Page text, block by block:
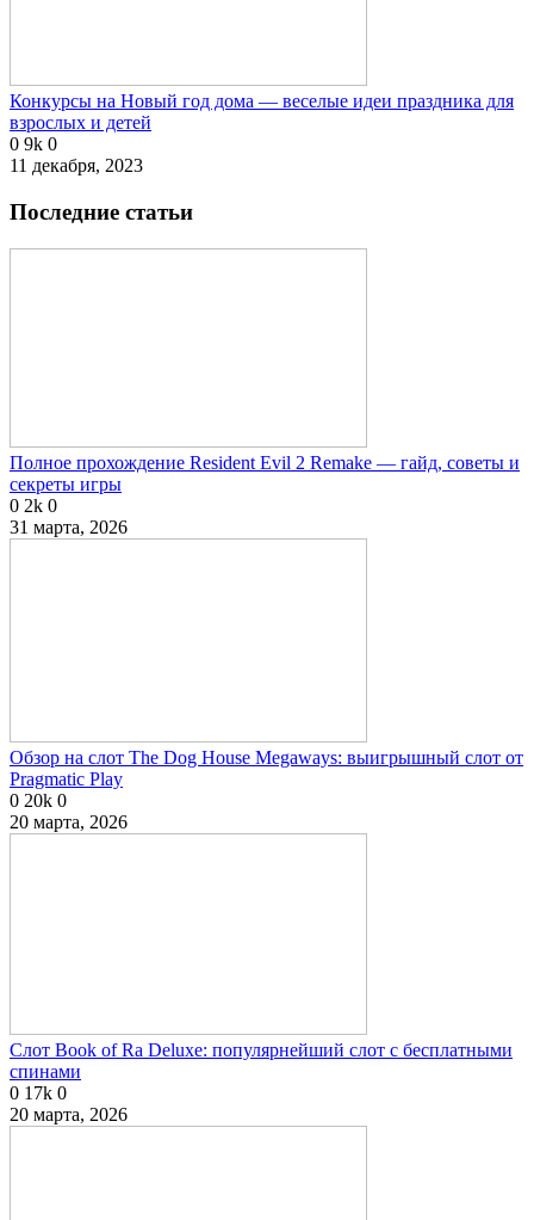
Конкурсы на Новый год дома — веселые идеи праздника для
взрослых и детей
0 9k 0
11 декабря, 2023
Последние статьи
Полное прохождение Resident Evil 2 Remake — гайд, советы и
секреты игры
0 2k 0
31 марта, 2026
Обзор на слот The Dog House Megaways: выигрышный слот от
Pragmatic Play
0 20k 0
20 марта, 2026
Слот Book of Ra Deluxe: популярнейший слот с бесплатными
спинами
0 17k 0
20 марта, 2026